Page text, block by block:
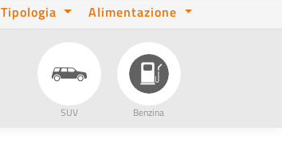
Tipologia Alimentazione
SUV Benzina